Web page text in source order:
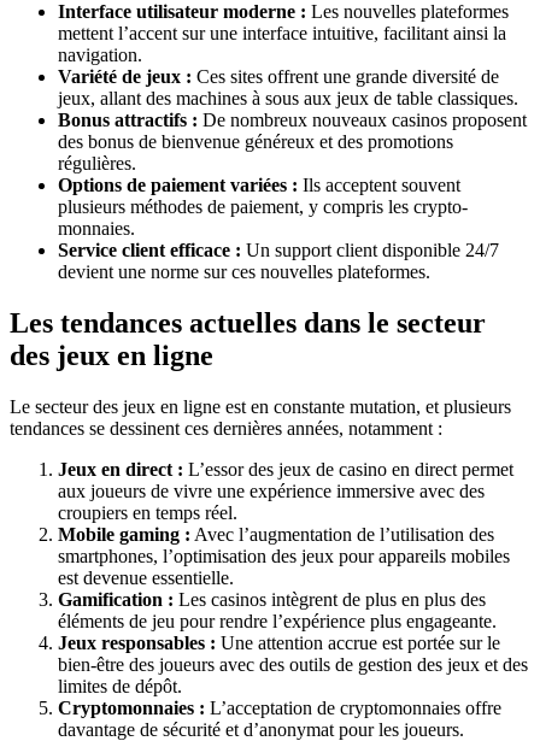
Interface utilisateur moderne : Les nouvelles plateformes
mettent l’accent sur une interface intuitive, facilitant ainsi la
navigation.
Variété de jeux : Ces sites offrent une grande diversité de
jeux, allant des machines à sous aux jeux de table classiques.
Bonus attractifs : De nombreux nouveaux casinos proposent
des bonus de bienvenue généreux et des promotions
régulières.
Options de paiement variées : Ils acceptent souvent
plusieurs méthodes de paiement, y compris les crypto-
monnaies.
Service client efficace : Un support client disponible 24/7
devient une norme sur ces nouvelles plateformes.
Les tendances actuelles dans le secteur
des jeux en ligne
Le secteur des jeux en ligne est en constante mutation, et plusieurs
tendances se dessinent ces dernières années, notamment :
Jeux en direct : L’essor des jeux de casino en direct permet
aux joueurs de vivre une expérience immersive avec des
croupiers en temps réel.
Mobile gaming : Avec l’augmentation de l’utilisation des
smartphones, l’optimisation des jeux pour appareils mobiles
est devenue essentielle.
Gamification : Les casinos intègrent de plus en plus des
éléments de jeu pour rendre l’expérience plus engageante.
Jeux responsables : Une attention accrue est portée sur le
bien-être des joueurs avec des outils de gestion des jeux et des
limites de dépôt.
Cryptomonnaies : L’acceptation de cryptomonnaies offre
davantage de sécurité et d’anonymat pour les joueurs.